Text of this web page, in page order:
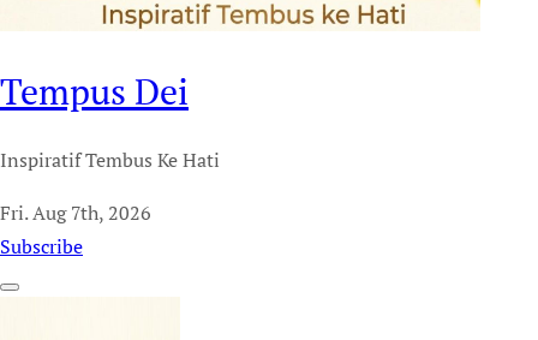
Tempus Dei
Inspiratif Tembus Ke Hati
Fri. Aug 7th, 2026
Subscribe